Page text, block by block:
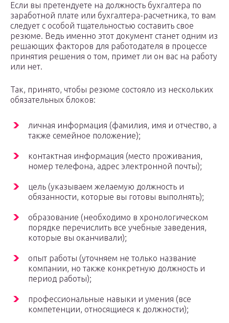
Если вы претендуете на должность бухгалтера по
заработной плате или бухгалтера-расчетника, то вам
следует с особой тщательностью составить свое
резюме. Ведь именно этот документ станет одним из
решающих факторов для работодателя в процессе
принятия решения о том, примет ли он вас на работу
или нет.
Так, принято, чтобы резюме состояло из нескольких
обязательных блоков:
личная информация (фамилия, имя и отчество, а
также семейное положение);
контактная информация (место проживания,
номер телефона, адрес электронной почты);
цель (указываем желаемую должность и
обязанности, которые вы готовы выполнять);
образование (необходимо в хронологическом
порядке перечислить все учебные заведения,
которые вы оканчивали);
опыт работы (уточняем не только название
компании, но также конкретную должность и
период работы);
профессиональные навыки и умения (все
компетенции, относящиеся к должности);